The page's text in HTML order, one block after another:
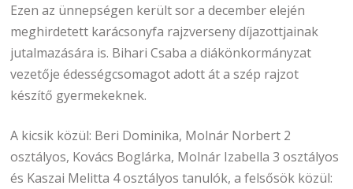
Ezen az ünnepségen került sor a december elején
meghirdetett karácsonyfa rajzverseny díjazottjainak
jutalmazására is. Bihari Csaba a diákönkormányzat
vezetője édességcsomagot adott át a szép rajzot
készítő gyermekeknek.
A kicsik közül: Beri Dominika, Molnár Norbert 2
osztályos, Kovács Boglárka, Molnár Izabella 3 osztályos
és Kaszai Melitta 4 osztályos tanulók, a felsősök közül: